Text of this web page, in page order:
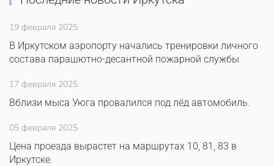
19 февраля 2025
В Иркутском аэропорту начались тренировки личного
состава парашютно-десантной пожарной службы
17 февраля 2025
Вблизи мыса Уюга провалился под лёд автомобиль.
05 февраля 2025
Цена проезда вырастет на маршрутах 10, 81, 83 в
Иркутске.